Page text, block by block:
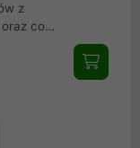
z
co
co zapewnia
entuzjasty
4 procesor ten
Poznaj mocy